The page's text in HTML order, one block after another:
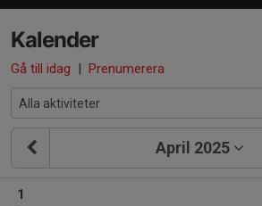
Kalender
Gå till idag | Prenumerera
April 2025
1